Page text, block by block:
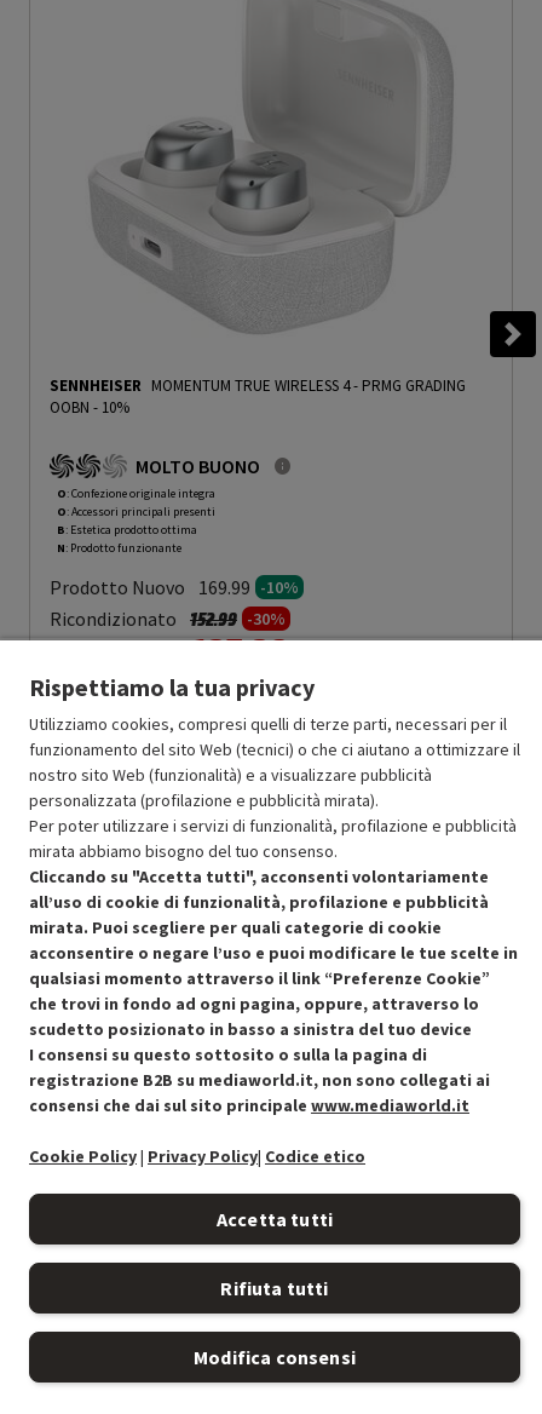
SENNHEISER MOMENTUM TRUE WIRELESS 4- PRMG GRADING
OOBN - 10%
MOLTO BUONO
O: Confezione originale integra
O: Accessori principali presenti
B: Estetica prodotto ottima
N: Prodotto funzionante
Prodotto Nuovo 169.99 -10%
Ricondizionato Prezzo ridotto da
152.99a-30%
107.09
SCONTO RICONDIZIONATI
Approfitta dello sconto del 30% sul prodotto ricondizionato.
Condizioni generali di vendita
Cookie Policy
Preferenze cookie
Informativa privacy
Recedere dal contratto qui
Rispettiamo la tua privacy
Utilizziamo cookies, compresi quelli di terze parti, necessari per il
funzionamento del sito Web (tecnici) o che ci aiutano a ottimizzare il
nostro sito Web (funzionalità) e a visualizzare pubblicità
personalizzata (profilazione e pubblicità mirata).
Per poter utilizzare i servizi di funzionalità, profilazione e pubblicità
mirata abbiamo bisogno del tuo consenso.
Cliccando su "Accetta tutti", acconsenti volontariamente
all’uso di cookie di funzionalità, profilazione e pubblicità
mirata. Puoi scegliere per quali categorie di cookie
acconsentire o negare l’uso e puoi modificare le tue scelte in
qualsiasi momento attraverso il link “Preferenze Cookie”
che trovi in fondo ad ogni pagina, oppure, attraverso lo
scudetto posizionato in basso a sinistra del tuo device
I consensi su questo sottosito o sulla la pagina di
registrazione B2B su mediaworld.it, non sono collegati ai
consensi che dai sul sito principale www.mediaworld.it
Cookie Policy| Privacy Policy| Codice etico
Accetta tutti
Rifiuta tutti
Modifica consensi